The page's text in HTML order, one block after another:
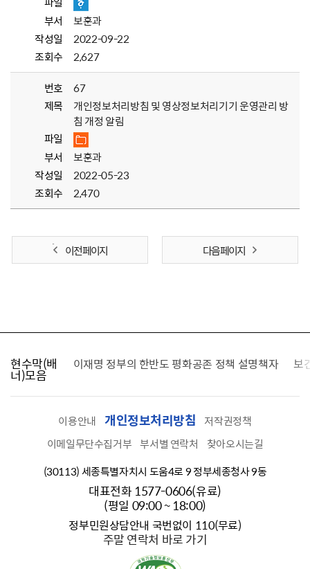
부서
보훈과
작성일
2022-09-22
조회수
2,627
번호
67
제목
개인정보처리방침 및 영상정보처리기기 운영관리 방
침 개정 알림
파일
부서
보훈과
작성일
2022-05-23
조회수
2,470
이전 페이지 다음 페이지
현수막(배
너)모음
찾습니다 이재명 정부의 한반도 평화공존 정책 설명책자 보
이용안내 개인정보처리방침
저작권정책
이메일무단수집거부 부서별 연락처
찾아오시는길
(30113) 세종특별자치시 도움4로 9 정부세종청사 9동
대표전화 1577-0606(유료)
(평일 09:00 ~ 18:00)
정부민원상담안내 국번없이 110(무료)
주말 연락처 바로 가기